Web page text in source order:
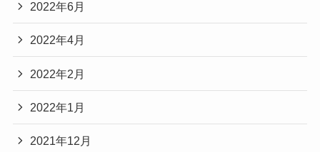
2022年6月
2022年4月
2022年2月
2022年1月
2021年12月